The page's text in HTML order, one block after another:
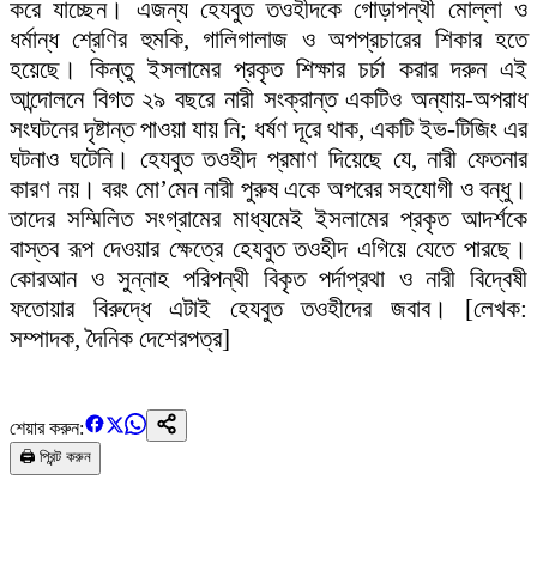
করে যাচ্ছেন। এজন্য হেযবুত তওহীদকে গোড়াপন্থী মোল্লা ও
ধর্মান্ধ শ্রেণির হুমকি, গালিগালাজ ও অপপ্রচারের শিকার হতে
হয়েছে। কিন্তু ইসলামের প্রকৃত শিক্ষার চর্চা করার দরুন এই
আন্দোলনে বিগত ২৯ বছরে নারী সংক্রান্ত একটিও অন্যায়-অপরাধ
সংঘটনের দৃষ্টান্ত পাওয়া যায় নি; ধর্ষণ দূরে থাক, একটি ইভ-টিজিং এর
ঘটনাও ঘটেনি। হেযবুত তওহীদ প্রমাণ দিয়েছে যে, নারী ফেতনার
কারণ নয়। বরং মো’মেন নারী পুরুষ একে অপরের সহযোগী ও বন্ধু।
তাদের সম্মিলিত সংগ্রামের মাধ্যমেই ইসলামের প্রকৃত আদর্শকে
বাস্তব রূপ দেওয়ার ক্ষেত্রে হেযবুত তওহীদ এগিয়ে যেতে পারছে।
কোরআন ও সুন্নাহ পরিপন্থী বিকৃত পর্দাপ্রথা ও নারী বিদ্বেষী
ফতোয়ার বিরুদ্ধে এটাই হেযবুত তওহীদের জবাব। [লেখক:
সম্পাদক, দৈনিক দেশেরপত্র]
শেয়ার করুন:
🖨️ প্রিন্ট করুন